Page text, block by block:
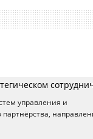
управления и